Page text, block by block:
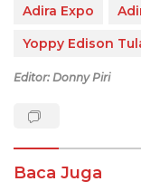
Adira Expo
Yoppy Edison
Editor: Donny Piri
Baca Juga